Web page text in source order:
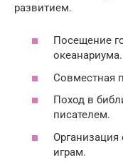
развитием.
Посещение
океанариума.
Совместная
Поход в
писателем.
играм.